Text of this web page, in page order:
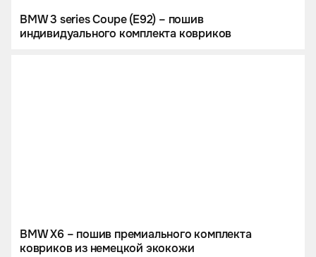
BMW 3 series Coupe (E92) – пошив
индивидуального комплекта ковриков
BMW X6 – пошив премиального комплекта
ковриков из немецкой экокожи